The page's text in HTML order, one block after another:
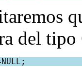
del